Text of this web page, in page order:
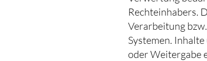
Rechteinhabers.
Verarbeitung
Systemen.
oder Weitergabe